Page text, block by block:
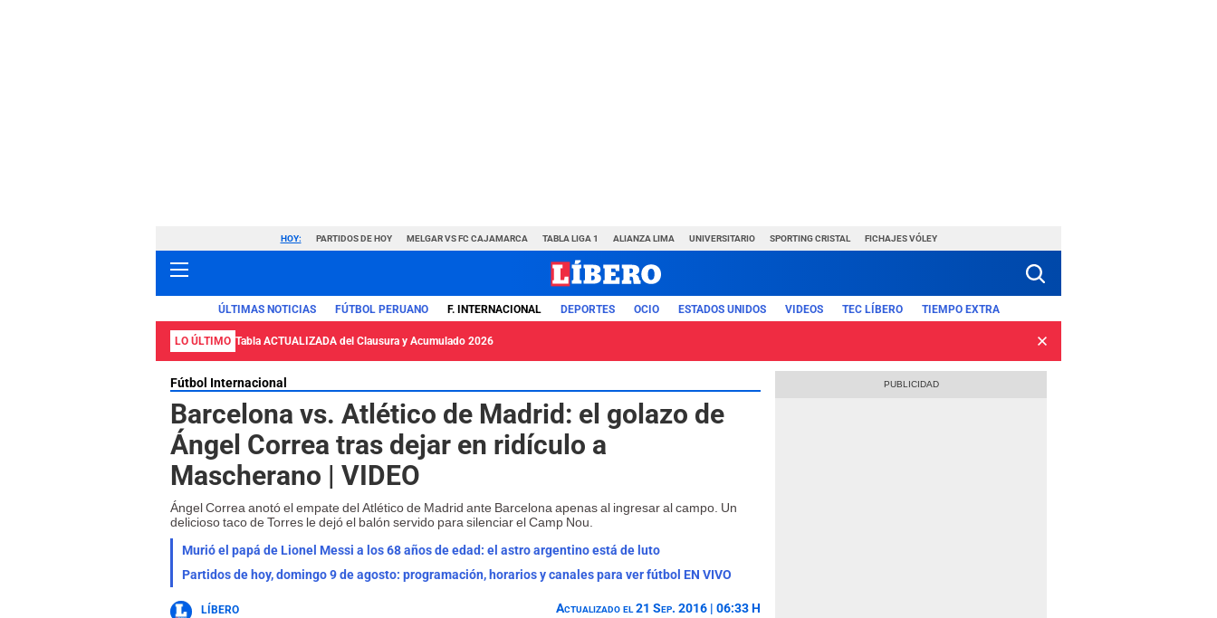
HOY: PARTIDOS DE HOY MELGAR VS FC CAJAMARCA TABLA LIGA 1 ALIANZA LIMA UNIVERSITARIO SPORTING CRISTAL FICHAJES VÓLEY
ÚLTIMAS NOTICIAS FÚTBOL PERUANO F. INTERNACIONAL DEPORTES OCIO ESTADOS UNIDOS VIDEOS TEC LÍBERO TIEMPO EXTRA
LO ÚLTIMO Tabla ACTUALIZADA del Clausura y Acumulado 2026
Fútbol Internacional
Barcelona vs. Atlético de Madrid: el golazo de
Ángel Correa tras dejar en ridículo a
Mascherano | VIDEO
Ángel Correa anotó el empate del Atlético de Madrid ante Barcelona apenas al ingresar al campo. Un
delicioso taco de Torres le dejó el balón servido para silenciar el Camp Nou.
Murió el papá de Lionel Messi a los 68 años de edad: el astro argentino está de luto
Partidos de hoy, domingo 9 de agosto: programación, horarios y canales para ver fútbol EN VIVO
LÍBERO Actualizado el 21 Sep. 2016 | 06:33 H